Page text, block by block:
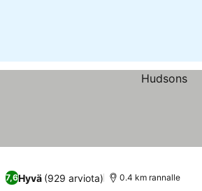
7,6Hyvä (929 arviota) 0.4 km rannalle